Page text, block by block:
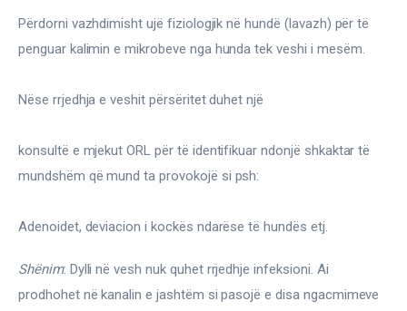
Përdorni vazhdimisht ujë fiziologjik në hundë (lavazh) për të
penguar kalimin e mikrobeve nga hunda tek veshi i mesëm.
Nëse rrjedhja e veshit përsëritet duhet një
konsultë e mjekut ORL për të identifikuar ndonjë shkaktar të
mundshëm që mund ta provokojë si psh:
Adenoidet, deviacion i kockës ndarëse të hundës etj.
Shënim: Dylli në vesh nuk quhet rrjedhje infeksioni. Ai
prodhohet në kanalin e jashtëm si pasojë e disa ngacmimeve